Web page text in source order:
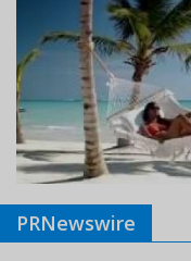
PRNewswire